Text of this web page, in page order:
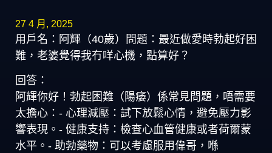
27 4 月, 2025
用戶名：阿輝（40歲）問題：最近做愛時勃起好困
難，老婆覺得我冇咩心機，點算好？
回答：
阿輝你好！勃起困難（陽痿）係常見問題，唔需要
太擔心：- 心理減壓：試下放鬆心情，避免壓力影
響表現。- 健康支持：檢查心血管健康或者荷爾蒙
水平。- 助勃藥物：可以考慮服用偉哥，喺